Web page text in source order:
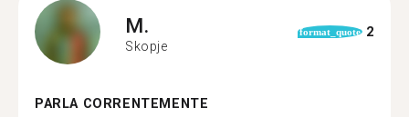
M.
Skopje
format_quote 2
PARLA CORRENTEMENTE